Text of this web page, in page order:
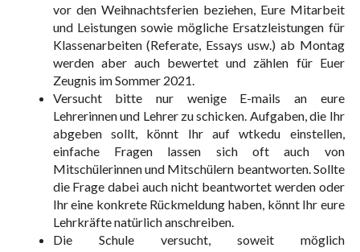
vor den Weihnachtsferien beziehen, Eure Mitarbeit
und Leistungen sowie mögliche Ersatzleistungen für
Klassenarbeiten (Referate, Essays usw.) ab Montag
werden aber auch bewertet und zählen für Euer
Zeugnis im Sommer 2021.
Versucht bitte nur wenige E-mails an eure
Lehrerinnen und Lehrer zu schicken. Aufgaben, die Ihr
abgeben sollt, könnt Ihr auf wtkedu einstellen,
einfache Fragen lassen sich oft auch von
Mitschülerinnen und Mitschülern beantworten. Sollte
die Frage dabei auch nicht beantwortet werden oder
Ihr eine konkrete Rückmeldung haben, könnt Ihr eure
Lehrkräfte natürlich anschreiben.
Die Schule versucht, soweit möglich